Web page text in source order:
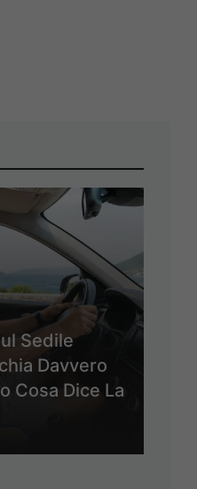
Sedile
Davvero
Cosa Dice La